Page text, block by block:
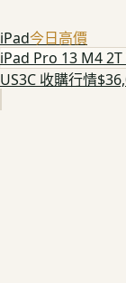
iPad今日高價
iPad Pro 13 M4 2T
US3C 收購行情